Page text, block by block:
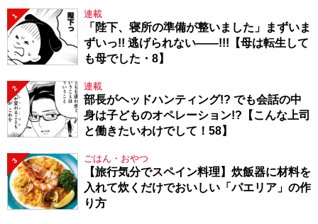
1 連載
「陛下、寝所の準備が整いました」まずいま
ずいっ!! 逃げられない――!!!【母は転生して
も母でした・8】
2 連載
部長がヘッドハンティング!? でも会話の中
身は子どものオペレーション!?【こんな上司
と働きたいわけでして！58】
3 ごはん・おやつ
【旅行気分でスペイン料理】炊飯器に材料を
入れて炊くだけでおいしい「パエリア」の作
り方